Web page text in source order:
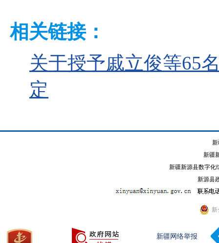
相关链接：
关于授予戚立俊等65
定
新疆
新疆新源县数字化
新源县
新
新疆网络举报